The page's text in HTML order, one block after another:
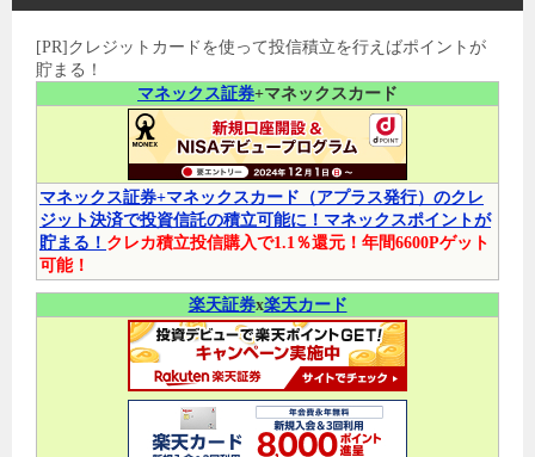
[PR]クレジットカードを使って投信積立を行えばポイントが
貯まる！
マネックス証券+マネックスカード
マネックス証券+マネックスカード（アプラス発行）のクレ
ジット決済で投資信託の積立可能に！マネックスポイントが
貯まる！ クレカ積立投信購入で1.1％還元！年間6600Pゲット
可能！
楽天証券x楽天カード